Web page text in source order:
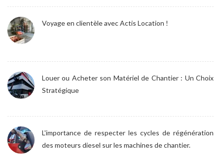
Voyage en clientèle avec Actis Location !
Louer ou Acheter son Matériel de Chantier : Un Choix
Stratégique
L'importance de respecter les cycles de régénération
des moteurs diesel sur les machines de chantier.